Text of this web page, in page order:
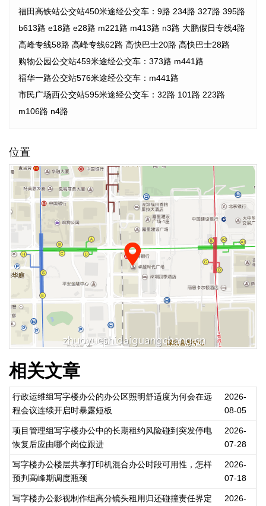
福田高铁站公交站450米途经公交车：9路 234路 327路 395路
b613路 e18路 e28路 m221路 m413路 n3路 大鹏假日专线4路
高峰专线58路 高峰专线62路 高快巴士20路 高快巴士28路
购物公园公交站459米途经公交车：373路 m441路
福华一路公交站576米途经公交车：m441路
市民广场西公交站595米途经公交车：32路 101路 223路
m106路 n4路
位置
相关文章
行政运维组写字楼办公的办公区照明舒适度为何会在远
程会议连续开启时暴露短板
2026-
08-05
项目管理组写字楼办公中的长期租约风险碰到突发停电
恢复后应由哪个岗位跟进
2026-
07-28
写字楼办公楼层共享打印机混合办公时段可用性，怎样
预判高峰期调度瓶颈
2026-
07-18
写字楼办公影视制作组高分镜头租用归还碰撞责任界定
2026-